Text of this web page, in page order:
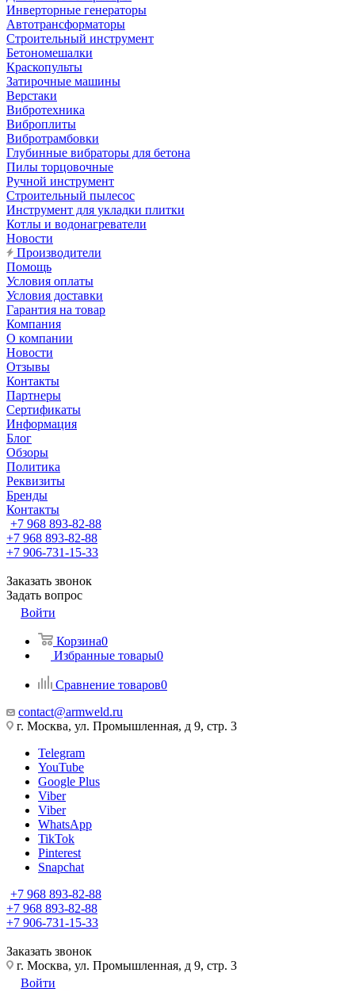
Инверторные генераторы
Автотрансформаторы
Строительный инструмент
Бетономешалки
Краскопульты
Затирочные машины
Верстаки
Вибротехника
Виброплиты
Вибротрамбовки
Глубинные вибраторы для бетона
Пилы торцовочные
Ручной инструмент
Строительный пылесос
Инструмент для укладки плитки
Котлы и водонагреватели
Новости
Производители
Помощь
Условия оплаты
Условия доставки
Гарантия на товар
Компания
О компании
Новости
Отзывы
Контакты
Партнеры
Сертификаты
Информация
Блог
Обзоры
Политика
Реквизиты
Бренды
Контакты
+7 968 893-82-88
+7 968 893-82-88
+7 906-731-15-33
Заказать звонок
Задать вопрос
Войти
Корзина0
Избранные товары0
Сравнение товаров0
contact@armweld.ru
г. Москва, ул. Промышленная, д 9, стр. 3
Telegram
YouTube
Google Plus
Viber
Viber
WhatsApp
TikTok
Pinterest
Snapchat
+7 968 893-82-88
+7 968 893-82-88
+7 906-731-15-33
Заказать звонок
г. Москва, ул. Промышленная, д 9, стр. 3
Войти